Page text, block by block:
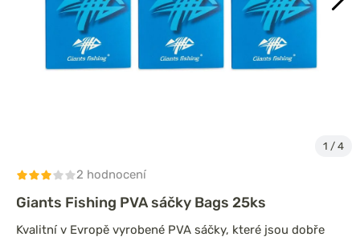
1 / 4
2 hodnocení
Giants Fishing PVA sáčky Bags 25ks
Kvalitní v Evropě vyrobené PVA sáčky, které jsou dobře